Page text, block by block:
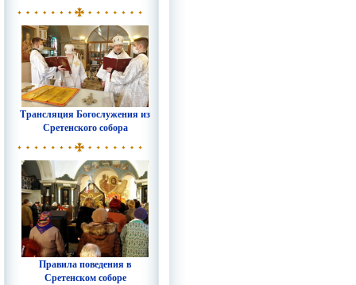
Трансляция Богослужения из
Сретенского собора
Правила поведения в
Сретенском соборе